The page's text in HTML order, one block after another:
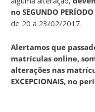
no SEGUNDO
de 20 a 23/02/2017.
Alertamos que
matrículas online,
alterações nas
EXCEPCIONAIS, no